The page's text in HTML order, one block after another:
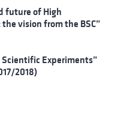
future of High
vision from the BSC”
Scientific Experiments”
2018)